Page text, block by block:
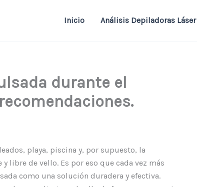
Inicio Análisis Depiladoras Láser
durante el
playa, piscina y, por supuesto, la
libre de vello. Es por eso que cada vez más
como una solución duradera y efectiva.